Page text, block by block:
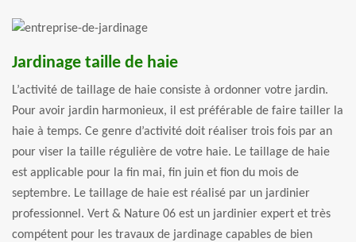
Jardinage taille de haie
L’activité de taillage de haie consiste à ordonner votre jardin.
Pour avoir jardin harmonieux, il est préférable de faire tailler la
haie à temps. Ce genre d’activité doit réaliser trois fois par an
pour viser la taille régulière de votre haie. Le taillage de haie
est applicable pour la fin mai, fin juin et fion du mois de
septembre. Le taillage de haie est réalisé par un jardinier
professionnel. Vert & Nature 06 est un jardinier expert et très
compétent pour les travaux de jardinage capables de bien